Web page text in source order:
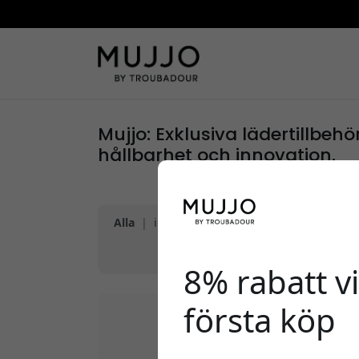
Mujjo: Exklusiva
hållbarhet och innovation.
Alla | iPhone 17 | iPhone 17 Air
8% rabatt
första köp